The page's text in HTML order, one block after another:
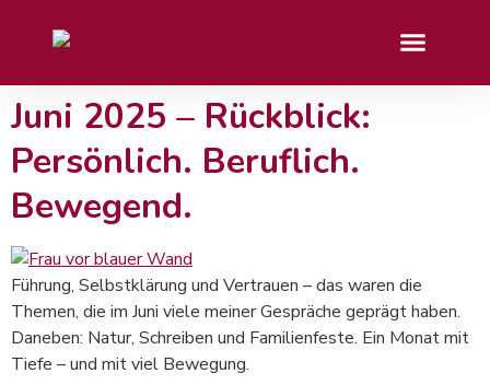
Juni 2025 – Rückblick:
Persönlich. Beruflich.
Bewegend.
Führung, Selbstklärung und Vertrauen – das waren die
Themen, die im Juni viele meiner Gespräche geprägt haben.
Daneben: Natur, Schreiben und Familienfeste. Ein Monat mit
Tiefe – und mit viel Bewegung.